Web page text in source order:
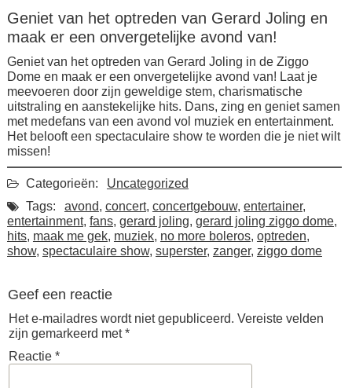
Geniet van het optreden van Gerard Joling en
maak er een onvergetelijke avond van!
Geniet van het optreden van Gerard Joling in de Ziggo
Dome en maak er een onvergetelijke avond van! Laat je
meevoeren door zijn geweldige stem, charismatische
uitstraling en aanstekelijke hits. Dans, zing en geniet samen
met medefans van een avond vol muziek en entertainment.
Het belooft een spectaculaire show te worden die je niet wilt
missen!
Categorieën:
Uncategorized
Tags:
avond, concert, concertgebouw, entertainer,
entertainment, fans, gerard joling, gerard joling ziggo dome,
hits, maak me gek, muziek, no more boleros, optreden,
show, spectaculaire show, superster, zanger, ziggo dome
Geef een reactie
Het e-mailadres wordt niet gepubliceerd. Vereiste velden
zijn gemarkeerd met*
Reactie *